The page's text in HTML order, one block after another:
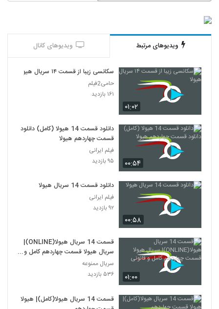
ویدیوهای مرتبط ویدیوهای کانال
۰۱:۰۲
سکانسی زیبا از قسمت ۱۴ سریال هیولا
حامی2فیلم
۱۶۱ بازدید
۰۰:۵۴
دانلود قسمت 14 هیولا (کامل) دانلود
قسمت چهاردهم هیولا
فیلم ایرانی
۹۵ بازدید
۰۰:۵۸
دانلود قسمت 14 سریال هیولا
فیلم ایرانی
۹۲ بازدید
۰۱:۰۰
قسمت 14 سریال هیولا(ONLINE)|
سریال هیولا قسمت چهاردهم کامل و
قانونی
سریال ممنوعه
۵۳۶ بازدید
قسمت 14 سریال هیولا(کامل)| هیولا